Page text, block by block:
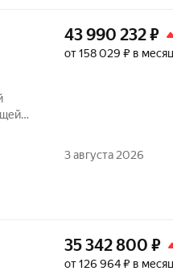
43 990 232₽
от 158 029 ₽ в месяц
3 августа 2026
35 342 800 ₽
от 126 964 ₽ в месяц